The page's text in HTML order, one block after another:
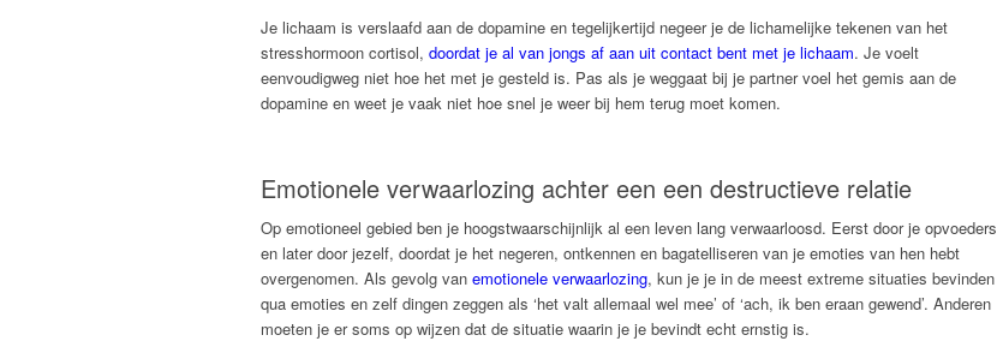
Je lichaam is verslaafd aan de dopamine en tegelijkertijd negeer je de lichamelijke tekenen van het
stresshormoon cortisol, doordat je al van jongs af aan uit contact bent met je lichaam. Je voelt
eenvoudigweg niet hoe het met je gesteld is. Pas als je weggaat bij je partner voel het gemis aan de
dopamine en weet je vaak niet hoe snel je weer bij hem terug moet komen.
Emotionele verwaarlozing achter een een destructieve relatie
Op emotioneel gebied ben je hoogstwaarschijnlijk al een leven lang verwaarloosd. Eerst door je opvoeders
en later door jezelf, doordat je het negeren, ontkennen en bagatelliseren van je emoties van hen hebt
overgenomen. Als gevolg van emotionele verwaarlozing, kun je je in de meest extreme situaties bevinden
qua emoties en zelf dingen zeggen als ‘het valt allemaal wel mee’ of ‘ach, ik ben eraan gewend’. Anderen
moeten je er soms op wijzen dat de situatie waarin je je bevindt echt ernstig is.